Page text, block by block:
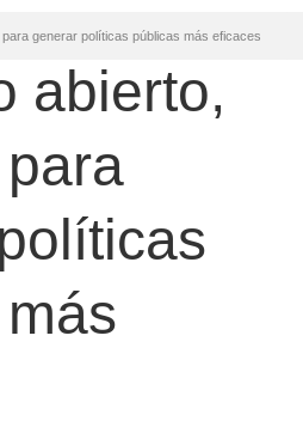
generar políticas públicas más eficaces
abierto,